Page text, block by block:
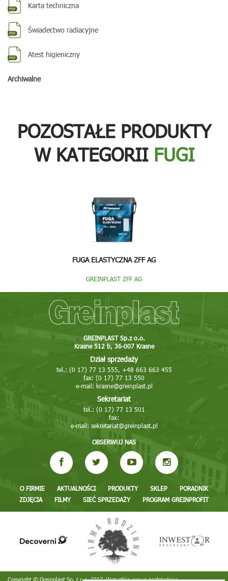
Karta techniczna
Świadectwo radiacyjne
Atest higieniczny
Archiwalne
POZOSTAŁE PRODUKTY
W KATEGORII FUGI
FUGA ELASTYCZNA ZFF AG
GREINPLAST ZFF AG
GREINPLAST Sp.z o.o.
Krasne 512 b, 36-007 Krasne
Dział sprzedaży
tel.: (0 17) 77 13 555, +48 663 663 455
fax: (0 17) 77 13 550
e-mail: krasne@greinplast.pl
Sekretariat
tel.: (0 17) 77 13 501
fax:
e-mail: sekretariat@greinplast.pl
OBSERWUJ NAS
O FIRMIE AKTUALNOŚCI PRODUKTY SKLEP
PORADNIK
ZDJĘCIA
FILMY SIEĆ SPRZEDAŻY PROGRAM GREINPROFIT
Copyright © Greinplast Sp. z o.o. 2017. Wszystkie prawa zastrzeżone